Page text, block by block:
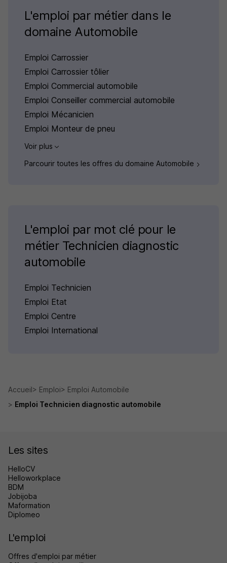
L'emploi par métier dans le
domaine Automobile
Emploi Carrossier
Emploi Carrossier tôlier
Emploi Commercial automobile
Emploi Conseiller commercial automobile
Emploi Mécanicien
Emploi Monteur de pneu
Voir plus
Parcourir toutes les offres du domaine Automobile
L'emploi par mot clé pour le
métier Technicien diagnostic
automobile
Emploi Technicien
Emploi Etat
Emploi Centre
Emploi International
Accueil Emploi
Emploi Automobile
Emploi Technicien diagnostic automobile
Les sites
HelloCV
Helloworkplace
BDM
Jobijoba
Maformation
Diplomeo
L'emploi
Offres d'emploi par métier